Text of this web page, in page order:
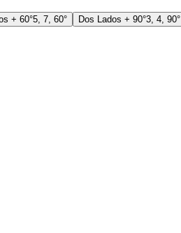
+ 60°5, 7, 60° Dos Lados + 90°3, 4, 90°